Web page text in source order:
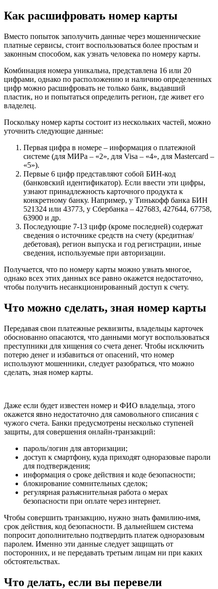
Как расшифровать номер карты
Вместо попыток заполучить данные через мошеннические
платные сервисы, стоит воспользоваться более простым и
законным способом, как узнать человека по номеру карты.
Комбинация номера уникальна, представлена 16 или 20
цифрами, однако по расположению и наличию определенных
цифр можно расшифровать не только банк, выдавший
пластик, но и попытаться определить регион, где живет его
владелец.
Поскольку номер карты состоит из нескольких частей, можно
уточнить следующие данные:
Первая цифра в номере – информация о платежной
системе (для МИРа – «2», для Visa – «4», для Mastercard –
«5»).
Первые 6 цифр представляют собой БИН-код
(банковский идентификатор). Если ввести эти цифры,
узнают принадлежность карточного продукта к
конкретному банку. Например, у Тинькофф банка БИН
521324 или 43773, у Сбербанка – 427683, 427644, 67758,
63900 и др.
Последующие 7-13 цифр (кроме последней) содержат
сведения о источнике средств на счету (кредитная/
дебетовая), регион выпуска и год регистрации, иные
сведения, используемые при авторизации.
Получается, что по номеру карты можно узнать многое,
однако всех этих данных все равно окажется недостаточно,
чтобы получить несанкционированный доступ к счету.
Что можно сделать, зная номер карты
Передавая свои платежные реквизиты, владельцы карточек
обоснованно опасаются, что данными могут воспользоваться
преступники для хищения со счета денег. Чтобы исключить
потерю денег и избавиться от опасений, что номер
используют мошенники, следует разобраться, что можно
сделать, зная номер карты.
Даже если будет известен номер и ФИО владельца, этого
окажется явно недостаточно для самовольного списания с
чужого счета. Банки предусмотрены несколько ступеней
защиты, для совершения онлайн-транзакций:
пароль/логин для авторизации;
доступ к смартфону, куда приходят одноразовые пароли
для подтверждения;
информация о сроке действия и коде безопасности;
блокирование сомнительных сделок;
регулярная разъяснительная работа о мерах
безопасности при оплате через интернет.
Чтобы совершить транзакцию, нужно знать фамилию-имя,
срок действия, код безопасности. В дальнейшем система
попросит дополнительно подтвердить платеж одноразовым
паролем. Именно эти данные следует защищать от
посторонних, и не передавать третьим лицам ни при каких
обстоятельствах.
Что делать, если вы перевели